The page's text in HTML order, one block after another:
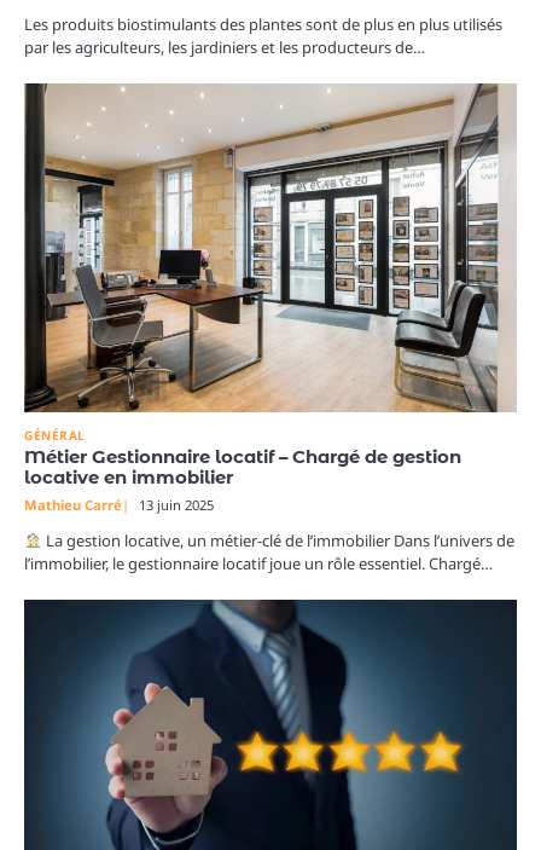
Les produits biostimulants des plantes sont de plus en plus utilisés
par les agriculteurs, les jardiniers et les producteurs de…
GÉNÉRAL
Métier Gestionnaire locatif – Chargé de gestion
locative en immobilier
Mathieu Carré 13 juin 2025
La gestion locative, un métier-clé de l’immobilier Dans l’univers de
l’immobilier, le gestionnaire locatif joue un rôle essentiel. Chargé…